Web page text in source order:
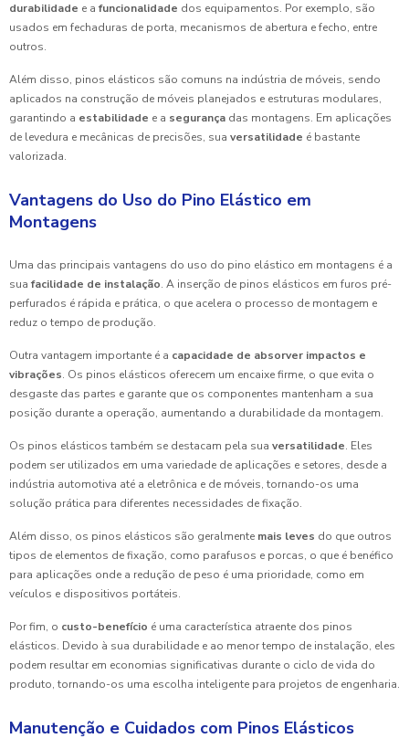
durabilidade e a funcionalidade dos equipamentos. Por exemplo, são
usados em fechaduras de porta, mecanismos de abertura e fecho, entre
outros.
Além disso, pinos elásticos são comuns na indústria de móveis, sendo
aplicados na construção de móveis planejados e estruturas modulares,
garantindo a estabilidade e a segurança das montagens. Em aplicações
de levedura e mecânicas de precisões, sua versatilidade é bastante
valorizada.
Vantagens do Uso do Pino Elástico em
Montagens
Uma das principais vantagens do uso do pino elástico em montagens é a
sua facilidade de instalação. A inserção de pinos elásticos em furos pré-
perfurados é rápida e prática, o que acelera o processo de montagem e
reduz o tempo de produção.
Outra vantagem importante é a capacidade de absorver impactos e
vibrações. Os pinos elásticos oferecem um encaixe firme, o que evita o
desgaste das partes e garante que os componentes mantenham a sua
posição durante a operação, aumentando a durabilidade da montagem.
Os pinos elásticos também se destacam pela sua versatilidade. Eles
podem ser utilizados em uma variedade de aplicações e setores, desde a
indústria automotiva até a eletrônica e de móveis, tornando-os uma
solução prática para diferentes necessidades de fixação.
Além disso, os pinos elásticos são geralmente mais leves do que outros
tipos de elementos de fixação, como parafusos e porcas, o que é benéfico
para aplicações onde a redução de peso é uma prioridade, como em
veículos e dispositivos portáteis.
Por fim, o custo-benefício é uma característica atraente dos pinos
elásticos. Devido à sua durabilidade e ao menor tempo de instalação, eles
podem resultar em economias significativas durante o ciclo de vida do
produto, tornando-os uma escolha inteligente para projetos de engenharia.
Manutenção e Cuidados com Pinos Elásticos